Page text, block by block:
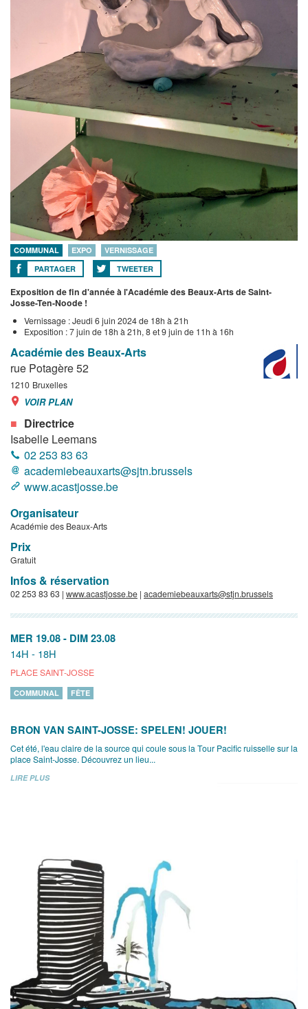
COMMUNAL EXPO
VERNISSAGE
PARTAGER
TWEETER
Exposition de fin d'année à l'Académie des Beaux-Arts de Saint-
Josse-Ten-Noode !
Vernissage : Jeudi 6 juin 2024 de 18h à 21h
Exposition : 7 juin de 18h à 21h, 8 et 9 juin de 11h à 16h
Académie des Beaux-Arts
rue Potagère 52
1210 Bruxelles
VOIR PLAN
Directrice
Isabelle Leemans
02 253 83 63
academiebeauxarts@sjtn.brussels
www.acastjosse.be
Organisateur
Académie des Beaux-Arts
Prix
Gratuit
Infos & réservation
02 253 83 63 | www.acastjosse.be | academiebeauxarts@stjn.brussels
MER 19.08 - DIM 23.08
14H - 18H
PLACE SAINT-JOSSE
COMMUNAL FÊTE
BRON VAN SAINT-JOSSE: SPELEN! JOUER!
Cet été, l'eau claire de la source qui coule sous la Tour Pacific ruisselle sur la
place Saint-Josse. Découvrez un lieu...
LIRE PLUS